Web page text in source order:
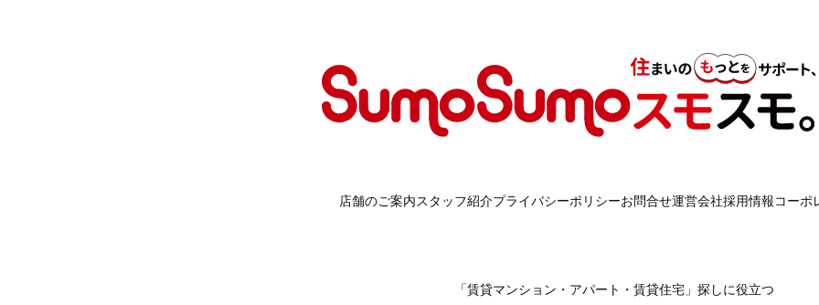
店舗のご案内スタッフ紹介プライバシーポリシーお問合せ運営会社採用情報コーポ
「賃貸マンション・アパート・賃貸住宅」探しに役立つ